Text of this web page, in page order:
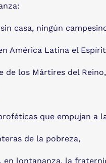
casa, ningún
América Latina el
de los Mártires del
que empujan a
de la pobreza,
en lontananza, la